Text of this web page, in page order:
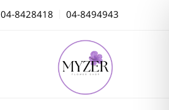
04-8494943
04-8428418